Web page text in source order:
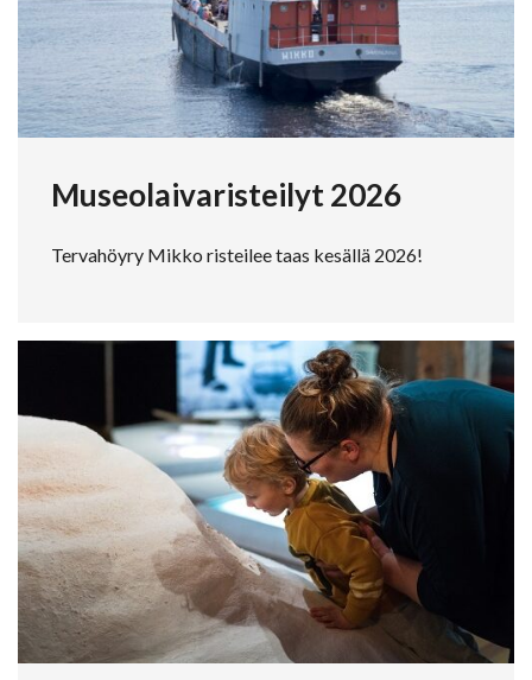
Museolaivaristeilyt 2026
Tervahöyry Mikko risteilee taas kesällä 2026!